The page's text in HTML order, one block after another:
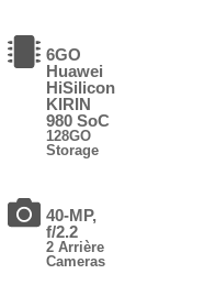
6GO
Huawei
HiSilicon
KIRIN
980 SoC
128GO
Storage
40-MP,
f/2.2
2 Arrière
Cameras